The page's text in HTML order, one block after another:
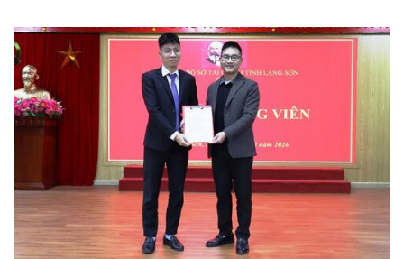
của Bộ Chính trị; công tác cải cách hành chính và Đề án 06 trên
địa bàn tỉnh tại Sở Tài chính